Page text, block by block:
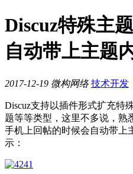
Discuz特殊主
自动带上主题
2017-12-19 微构网络 技术开发
Discuz支持以插件形式扩充特
题等等类型，这里不多说，熟
手机上回帖的时候会自动带上
示：